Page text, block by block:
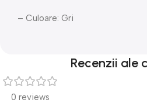
– Culoare: Gri
Recenzii ale
0 reviews